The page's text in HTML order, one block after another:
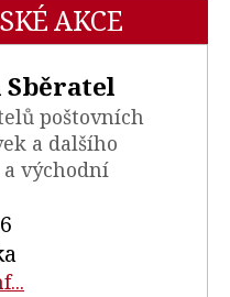
AKCE
poštovních
a dalšího
východní